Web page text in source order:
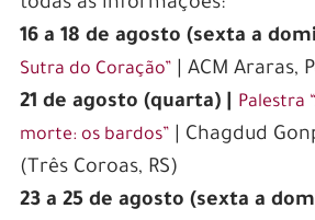
16 a 18 de agosto (sexta a
Sutra do Coração”| ACM Araras,
21 de agosto (quarta) |
Palestra
morte: os bardos”| Chagdud
(Três Coroas, RS)
23 a 25 de agosto (sexta a